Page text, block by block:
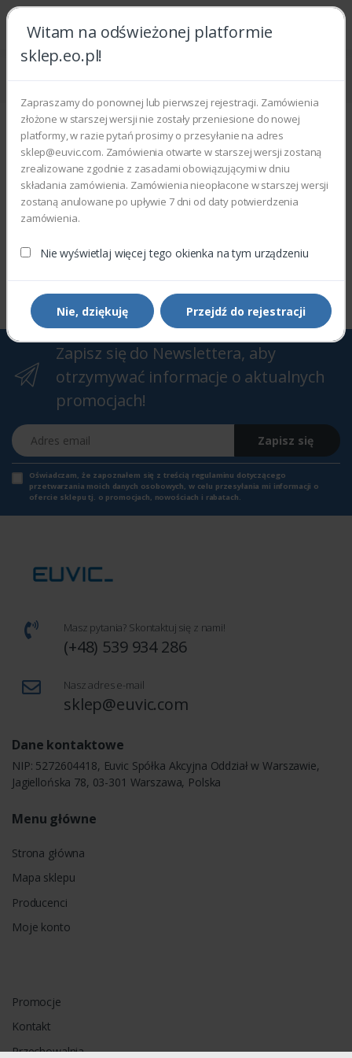
Witam na odświeżonej platformie
sklep.eo.pl!
Zapraszamy do ponownej lub pierwszej rejestracji. Zamówienia
złożone w starszej wersji nie zostały przeniesione do nowej
platformy, w razie pytań prosimy o przesyłanie na adres
sklep@euvic.com. Zamówienia otwarte w starszej wersji zostaną
zrealizowane zgodnie z zasadami obowiązującymi w dniu
składania zamówienia. Zamówienia nieopłacone w starszej wersji
zostaną anulowane po upływie 7 dni od daty potwierdzenia
zamówienia.
Nie wyświetlaj więcej tego okienka na tym urządzeniu
Nie, dziękuję Przejdź do rejestracji
Strona główna Urządzenia
Monitory interaktywne
Wyświetlono 0–0 z 0 wyników
Filtry Sortowanie domyślne
Wyświetlono 0–0 z 0 wyników
Zapisz się do Newslettera, aby
otrzymywać informacje o aktualnych
promocjach!
Adres email
Zapisz się
Oświadczam, że zapoznałem się z treścią regulaminu dotyczącego
przetwarzania moich danych osobowych, w celu przesyłania mi informacji o
ofercie sklepu tj. o promocjach, nowościach i rabatach.
Masz pytania? Skontaktuj się z nami!
(+48) 539 934 286
Nasz adres e-mail
sklep@euvic.com
Dane kontaktowe
NIP: 5272604418, Euvic Spółka Akcyjna Oddział w Warszawie,
Jagiellońska 78, 03-301 Warszawa, Polska
Menu główne
Strona główna
Mapa sklepu
Producenci
Moje konto
Promocje
Kontakt
Przechowalnia